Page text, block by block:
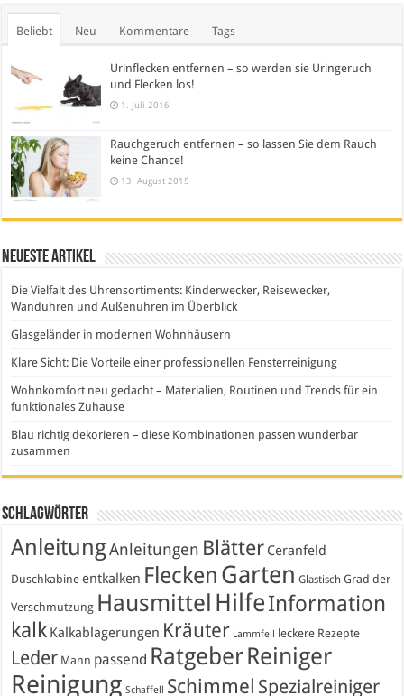
Beliebt Neu Kommentare Tags
Urinflecken entfernen – so werden sie Uringeruch
und Flecken los!
1. Juli 2016
Rauchgeruch entfernen – so lassen Sie dem Rauch
keine Chance!
13. August 2015
Neueste Artikel
Die Vielfalt des Uhrensortiments: Kinderwecker, Reisewecker,
Wanduhren und Außenuhren im Überblick
Glasgeländer in modernen Wohnhäusern
Klare Sicht: Die Vorteile einer professionellen Fensterreinigung
Wohnkomfort neu gedacht – Materialien, Routinen und Trends für ein
funktionales Zuhause
Blau richtig dekorieren – diese Kombinationen passen wunderbar
zusammen
Schlagwörter
AnleitungAnleitungen Blätter Ceranfeld
Duschkabine entkalken Flecken Garten Glastisch Grad der
Verschmutzung Hausmittel HilfeInformation
kalk Kalkablagerungen Kräuter Lammfell leckere Rezepte
Leder Mann passend RatgeberReiniger
Reinigung Schaffell Schimmel Spezialreiniger